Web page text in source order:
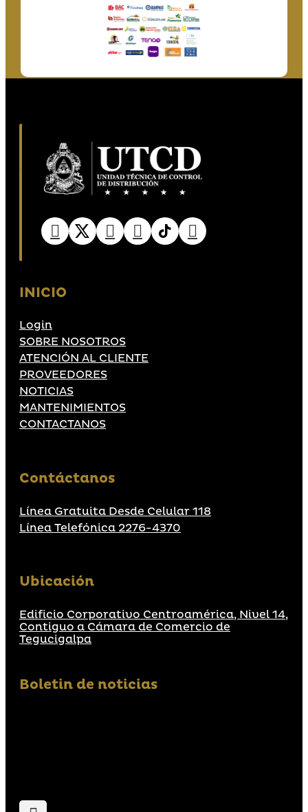
INICIO
Login
SOBRE NOSOTROS
ATENCIÓN AL CLIENTE
PROVEEDORES
NOTICIAS
MANTENIMIENTOS
CONTACTANOS
Contáctanos
Línea Gratuita Desde Celular 118
Línea Telefónica 2276-4370
Ubicación
Edificio Corporativo Centroamérica, Nivel 14,
Contiguo a Cámara de Comercio de
Tegucigalpa
Boletin de noticias